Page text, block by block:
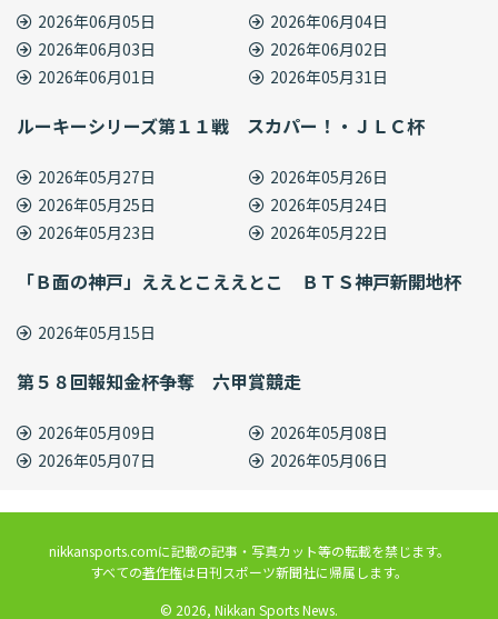
2026年06月05日
2026年06月04日
2026年06月03日
2026年06月02日
2026年06月01日
2026年05月31日
ルーキーシリーズ第１１戦 スカパー！・ＪＬＣ杯
2026年05月27日
2026年05月26日
2026年05月25日
2026年05月24日
2026年05月23日
2026年05月22日
「Ｂ面の神戸」ええとこええとこ ＢＴＳ神戸新開地杯
2026年05月15日
第５８回報知金杯争奪 六甲賞競走
2026年05月09日
2026年05月08日
2026年05月07日
2026年05月06日
nikkansports.comに記載の記事・写真カット等の転載を禁じます。
すべての著作権は日刊スポーツ新聞社に帰属します。
© 2026, Nikkan Sports News.